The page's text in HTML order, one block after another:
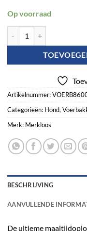
Op voorraad
Artikelnummer:
Categorieën: Hond,
Merk: Merkloos
BESCHRIJVING
AANVULLENDE
De ultieme